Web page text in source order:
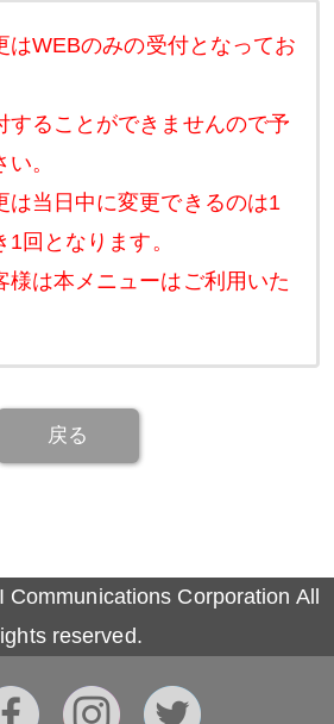
WEBのみの受付となってお
することができませんので予
。
は当日中に変更できるのは1
回となります。
様は本メニューはご利用いた
戻る
Communications Corporation All
reserved.